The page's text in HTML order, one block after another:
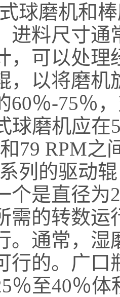
球磨机和
进料尺寸通
，可以处
，以将磨机
60％-75％
球磨机应在
79 RPM之
列的驱动
个是直径为
需的转数运
通常，湿
的。 广口
％至40％